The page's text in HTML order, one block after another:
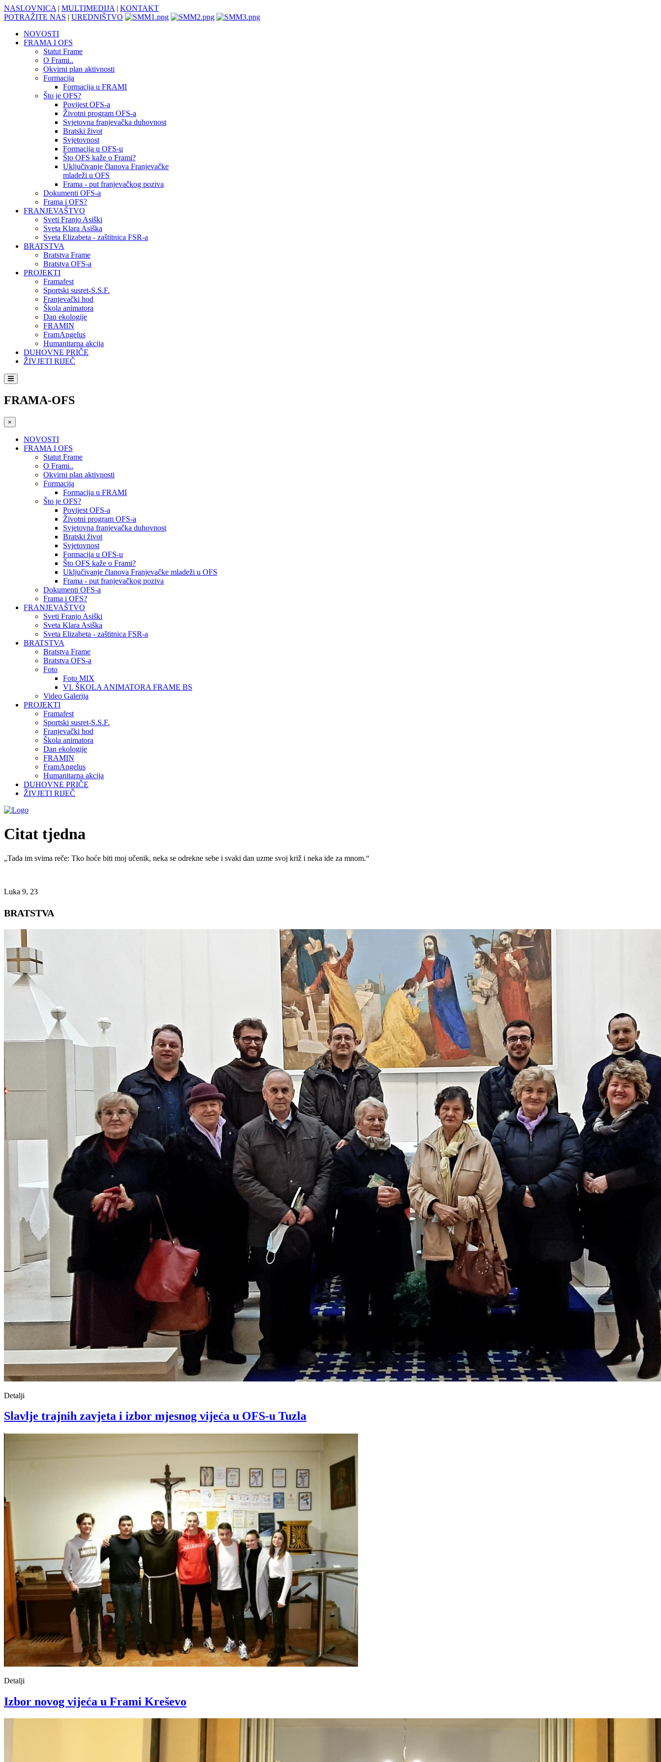
NASLOVNICA | MULTIMEDIJA | KONTAKT
POTRAŽITE NAS | UREDNIŠTVO
NOVOSTI
FRAMA I OFS
Statut Frame
O Frami..
Okvirni plan aktivnosti
Formacija
Formacija u FRAMI
Što je OFS?
Povijest OFS-a
Životni program OFS-a
Svjetovna franjevačka duhovnost
Bratski život
Svjetovnost
Formacija u OFS-u
Što OFS kaže o Frami?
Uključivanje članova Franjevačke
mladeži u OFS
Frama - put franjevačkog poziva
Dokumenti OFS-a
Frama i OFS?
FRANJEVAŠTVO
Sveti Franjo Asiški
Sveta Klara Asiška
Sveta Elizabeta - zaštitnica FSR-a
BRATSTVA
Bratstva Frame
Bratstva OFS-a
PROJEKTI
Framafest
Sportski susret-S.S.F.
Franjevački hod
Škola animatora
Dan ekologije
FRAMIN
FramAngelus
Humanitarna akcija
DUHOVNE PRIČE
ŽIVJETI RIJEČ
FRAMA-OFS
×
NOVOSTI
FRAMA I OFS
Statut Frame
O Frami..
Okvirni plan aktivnosti
Formacija
Formacija u FRAMI
Što je OFS?
Povijest OFS-a
Životni program OFS-a
Svjetovna franjevačka duhovnost
Bratski život
Svjetovnost
Formacija u OFS-u
Što OFS kaže o Frami?
Uključivanje članova Franjevačke mladeži u OFS
Frama - put franjevačkog poziva
Dokumenti OFS-a
Frama i OFS?
FRANJEVAŠTVO
Sveti Franjo Asiški
Sveta Klara Asiška
Sveta Elizabeta - zaštitnica FSR-a
BRATSTVA
Bratstva Frame
Bratstva OFS-a
Foto
Foto MIX
VI. ŠKOLA ANIMATORA FRAME BS
Video Galerija
PROJEKTI
Framafest
Sportski susret-S.S.F.
Franjevački hod
Škola animatora
Dan ekologije
FRAMIN
FramAngelus
Humanitarna akcija
DUHOVNE PRIČE
ŽIVJETI RIJEČ
Citat tjedna
„Tada im svima reče: Tko hoće biti moj učenik, neka se odrekne sebe i svaki dan uzme svoj križ i neka ide za mnom.“
Luka 9, 23
BRATSTVA
Detalji
Slavlje trajnih zavjeta i izbor mjesnog vijeća u OFS-u Tuzla
Detalji
Izbor novog vijeća u Frami Kreševo